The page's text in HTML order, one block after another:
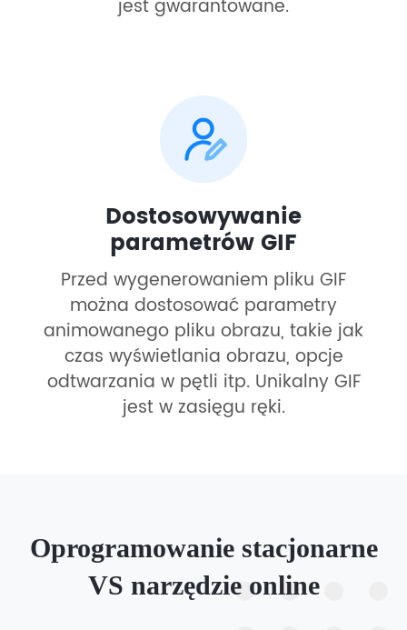
jest gwarantowane.
Dostosowywanie
parametrów GIF
Przed wygenerowaniem pliku GIF
można dostosować parametry
animowanego pliku obrazu, takie jak
czas wyświetlania obrazu, opcje
odtwarzania w pętli itp. Unikalny GIF
jest w zasięgu ręki.
Oprogramowanie stacjonarne
VS narzędzie online